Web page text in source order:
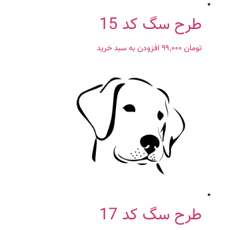
طرح سگ کد 15
تومان افزودن به سبد خرید
طرح سگ کد 17